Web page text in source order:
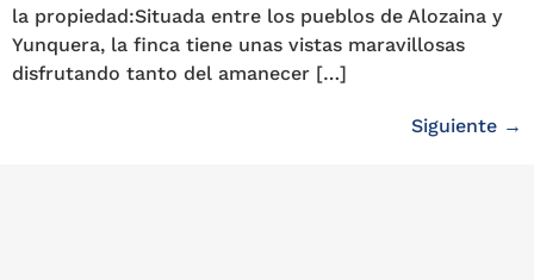
la propiedad:Situada entre los pueblos de Alozaina y
Yunquera, la finca tiene unas vistas maravillosas
disfrutando tanto del amanecer […]
Siguiente →